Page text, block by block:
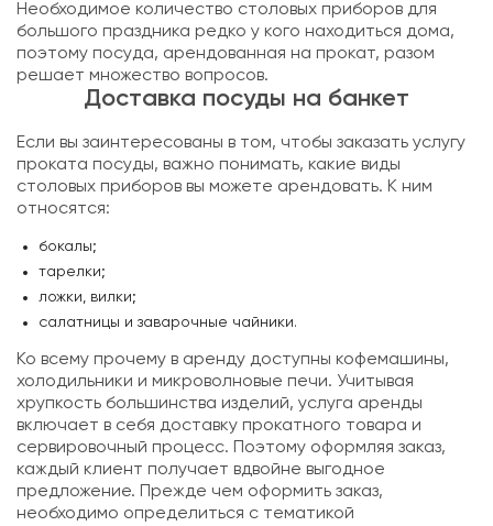
Необходимое количество столовых приборов для
большого праздника редко у кого находиться дома,
поэтому посуда, арендованная на прокат, разом
решает множество вопросов.
Доставка посуды на банкет
Если вы заинтересованы в том, чтобы заказать услугу
проката посуды, важно понимать, какие виды
столовых приборов вы можете арендовать. К ним
относятся:
бокалы;
тарелки;
ложки, вилки;
салатницы и заварочные чайники.
Ко всему прочему в аренду доступны кофемашины,
холодильники и микроволновые печи. Учитывая
хрупкость большинства изделий, услуга аренды
включает в себя доставку прокатного товара и
сервировочный процесс. Поэтому оформляя заказ,
каждый клиент получает вдвойне выгодное
предложение. Прежде чем оформить заказ,
необходимо определиться с тематикой